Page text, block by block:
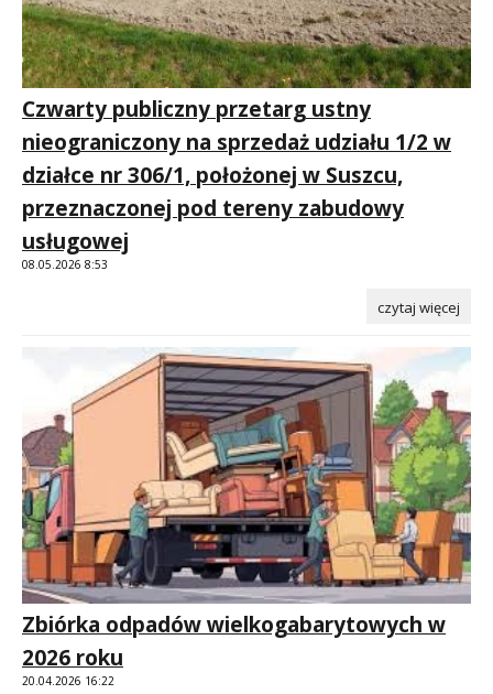
Czwarty publiczny przetarg ustny
nieograniczony na sprzedaż udziału 1/2 w
działce nr 306/1, położonej w Suszcu,
przeznaczonej pod tereny zabudowy
usługowej
08.05.2026 8:53
czytaj więcej
Zbiórka odpadów wielkogabarytowych w
2026 roku
20.04.2026 16:22